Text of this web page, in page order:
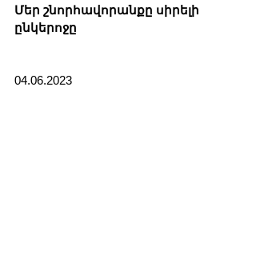
Մեր շնորհավորանքը սիրելի
ընկերոջը
04.06.2023